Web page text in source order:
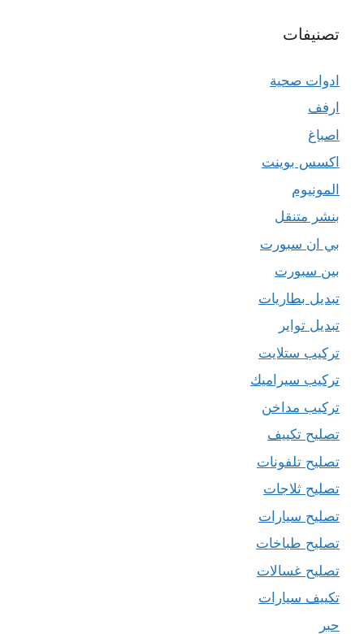
تصنيفات
ادوات صحية
ارفف
اصباغ
اكسس بوينت
المونيوم
بنشر متنقل
بي ان سبورت
بين سبورت
تبديل بطاريات
تبديل تواير
تركيب ستلايت
تركيب سيراميك
تركيب مداخن
تصليح تكييف
تصليح تلفونات
تصليح ثلاجات
تصليح سيارات
تصليح طباخات
تصليح غسالات
تكييف سيارات
حبر